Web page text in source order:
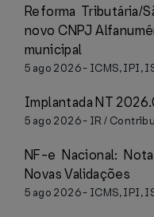
Reforma Tributária/
novo CNPJ
municipal
5 ago 2026- ICMS, IPI,
Implantada NT
5 ago 2026- IR /
NF-e Nacional:
Novas Validações
5 ago 2026- ICMS, IPI,